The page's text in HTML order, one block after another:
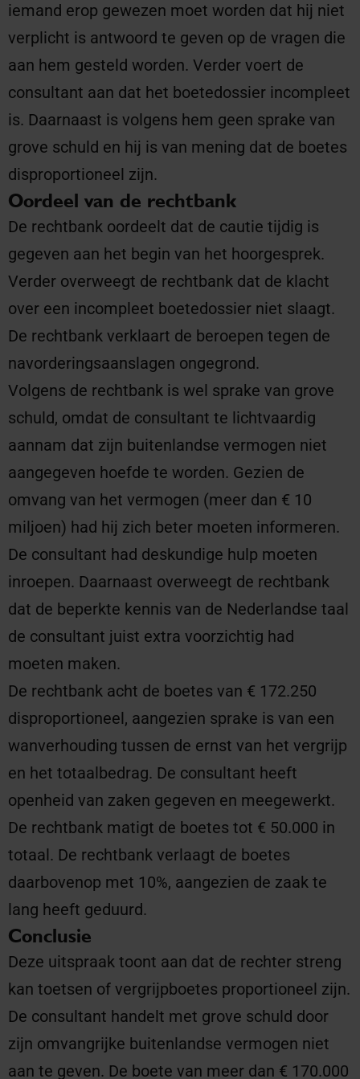
iemand erop gewezen moet worden dat hij niet
verplicht is antwoord te geven op de vragen die
aan hem gesteld worden. Verder voert de
consultant aan dat het boetedossier incompleet
is. Daarnaast is volgens hem geen sprake van
grove schuld en hij is van mening dat de boetes
disproportioneel zijn.
Oordeel van de rechtbank
De rechtbank oordeelt dat de cautie tijdig is
gegeven aan het begin van het hoorgesprek.
Verder overweegt de rechtbank dat de klacht
over een incompleet boetedossier niet slaagt.
De rechtbank verklaart de beroepen tegen de
navorderingsaanslagen ongegrond.
Volgens de rechtbank is wel sprake van grove
schuld, omdat de consultant te lichtvaardig
aannam dat zijn buitenlandse vermogen niet
aangegeven hoefde te worden. Gezien de
omvang van het vermogen (meer dan € 10
miljoen) had hij zich beter moeten informeren.
De consultant had deskundige hulp moeten
inroepen. Daarnaast overweegt de rechtbank
dat de beperkte kennis van de Nederlandse taal
de consultant juist extra voorzichtig had
moeten maken.
De rechtbank acht de boetes van € 172.250
disproportioneel, aangezien sprake is van een
wanverhouding tussen de ernst van het vergrijp
en het totaalbedrag. De consultant heeft
openheid van zaken gegeven en meegewerkt.
De rechtbank matigt de boetes tot € 50.000 in
totaal. De rechtbank verlaagt de boetes
daarbovenop met 10%, aangezien de zaak te
lang heeft geduurd.
Conclusie
Deze uitspraak toont aan dat de rechter streng
kan toetsen of vergrijpboetes proportioneel zijn.
De consultant handelt met grove schuld door
zijn omvangrijke buitenlandse vermogen niet
aan te geven. De boete van meer dan € 170.000